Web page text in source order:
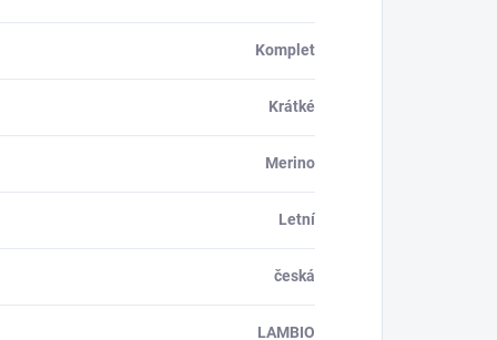
Komplet
Krátké
Merino
Letní
česká
LAMBIO